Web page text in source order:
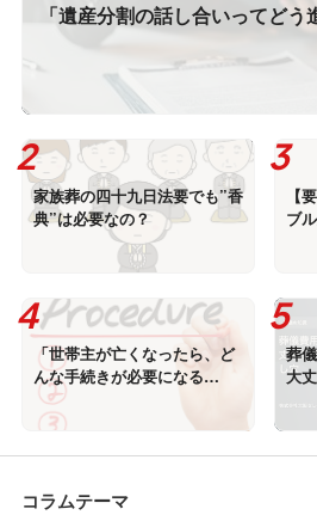
「遺産分割の話し合いってどう
家族葬の四十九日法要でも”香
典”は必要なの？
【
ブ
「世帯主が亡くなったら、ど
んな手続きが必要になる
の？」
葬
大
コラムテーマ